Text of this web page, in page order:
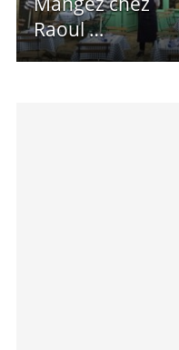
Raoul …